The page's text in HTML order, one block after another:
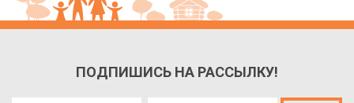
ПОДПИШИСЬ НА РАССЫЛКУ!